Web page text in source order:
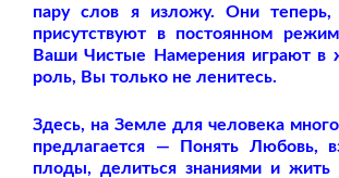
пару слов я изложу. Они
присутствуют в постоянном
Ваши Чистые Намерения играют в
роль, Вы только не ленитесь.
Здесь, на Земле для человека
предлагается — Понять Любовь,
плоды, делиться знаниями и жить